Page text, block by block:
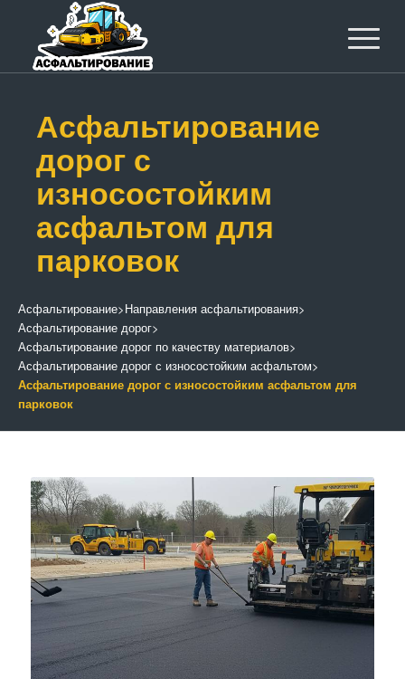
Асфальтирование
дорог с
износостойким
асфальтом для
парковок
Асфальтирование>Направления асфальтирования>
Асфальтирование дорог>
Асфальтирование дорог по качеству материалов>
Асфальтирование дорог с износостойким асфальтом>
Асфальтирование дорог с износостойким асфальтом для
парковок